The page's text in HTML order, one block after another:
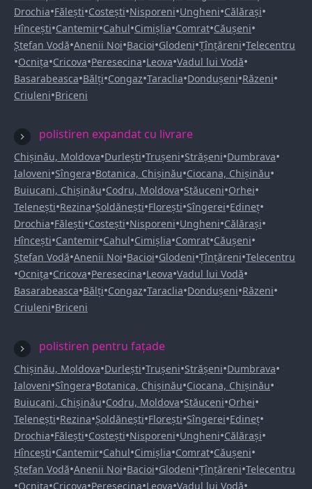
Drochia•Fălești•Costești•Nisporeni•Ungheni•Călărași•
Hîncești•Cantemir•Cahul•Cimișlia•Comrat•Căușeni•
Ștefan Vodă•Anenii Noi•Bacioi•Glodeni•Țînțăreni•Telecentru
•Ocnița•Cricova•Peresecina•Leova•Vadul lui Vodă•
Basarabeasca•Bălți•Congaz•Taraclia•Dondușeni•Răzeni•
Criuleni•Briceni
polistiren expandat cu livrare
Chișinău, Moldova•Durlești•Trușeni•Strășeni•Dumbrava•
Ialoveni•Sîngera•Botanica, Chișinău•Ciocana, Chișinău•
Buiucani, Chișinău•Codru, Moldova•Stăuceni•Orhei•
Telenești•Rezina•Șoldănești•Florești•Sîngerei•Edineț•
Drochia•Fălești•Costești•Nisporeni•Ungheni•Călărași•
Hîncești•Cantemir•Cahul•Cimișlia•Comrat•Căușeni•
Ștefan Vodă•Anenii Noi•Bacioi•Glodeni•Țînțăreni•Telecentru
•Ocnița•Cricova•Peresecina•Leova•Vadul lui Vodă•
Basarabeasca•Bălți•Congaz•Taraclia•Dondușeni•Răzeni•
Criuleni•Briceni
polistiren pentru fațade
Chișinău, Moldova•Durlești•Trușeni•Strășeni•Dumbrava•
Ialoveni•Sîngera•Botanica, Chișinău•Ciocana, Chișinău•
Buiucani, Chișinău•Codru, Moldova•Stăuceni•Orhei•
Telenești•Rezina•Șoldănești•Florești•Sîngerei•Edineț•
Drochia•Fălești•Costești•Nisporeni•Ungheni•Călărași•
Hîncești•Cantemir•Cahul•Cimișlia•Comrat•Căușeni•
Ștefan Vodă•Anenii Noi•Bacioi•Glodeni•Țînțăreni•Telecentru
•Ocnița•Cricova•Peresecina•Leova•Vadul lui Vodă•